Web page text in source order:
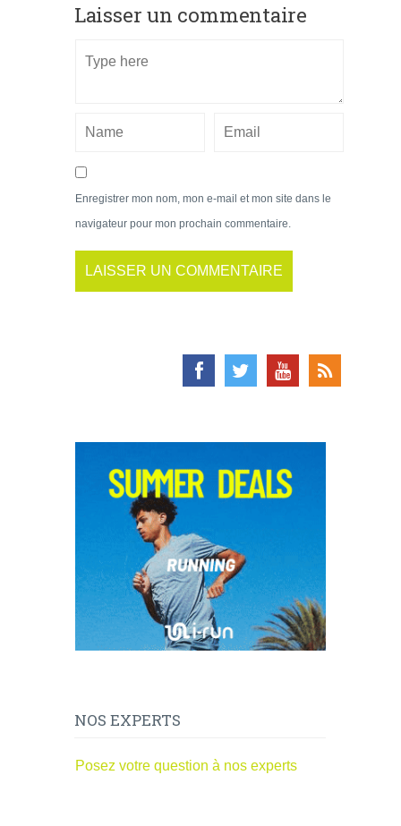
Laisser un commentaire
Enregistrer mon nom, mon e-mail et mon site dans le
navigateur pour mon prochain commentaire.
NOS EXPERTS
Posez votre question à nos experts